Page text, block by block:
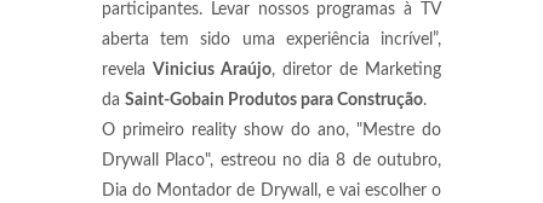
participantes. Levar nossos programas à TV
aberta tem sido uma experiência incrível”,
revela Vinicius Araújo, diretor de Marketing
da Saint-Gobain Produtos para Construção.
O primeiro reality show do ano, "Mestre do
Drywall Placo", estreou no dia 8 de outubro,
Dia do Montador de Drywall, e vai escolher o